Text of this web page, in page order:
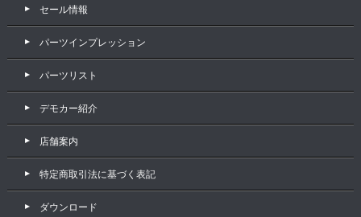
セール情報
パーツインプレッション
パーツリスト
デモカー紹介
店舗案内
特定商取引法に基づく表記
ダウンロード